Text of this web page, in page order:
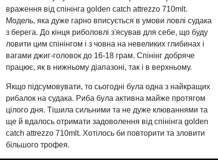
враження від спінінга golden catch attrezzo 710mlt.
Модель, яка дуже гарно вписується в умови ловлі судака
з берега. До кінця риболовлі з'ясував для себе, що буду
ловити цим спінінгом і з човна на невеликих глибинах і
вагами джиг-головок до 16-18 грам. Спінінг добряче
працює, як в нижньому діапазоні, так і в верхньому.
Якщо підсумовувати, то сьогодні була одна з найкращих
рибалок на судака. Риба була активна майже протягом
цілого дня. Тішила сильними та не дуже клюваннями та
ще й вдалось отримати задоволення від спінінга golden
catch attrezzo 710mlt. Хотілось би повторити та зловити
більшого трофея.